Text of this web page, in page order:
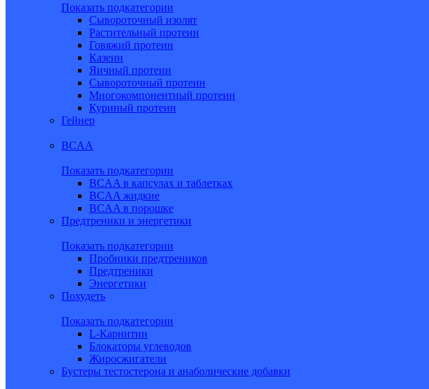
Показать подкатегории
Сывороточный изолят
Растительный протеин
Говяжий протеин
Казеин
Яичный протеин
Сывороточный протеин
Многокомпонентный протеин
Куриный протеин
Гейнер
BCAA
Показать подкатегории
BCAA в капсулах и таблетках
BCAA жидкие
BCAA в порошке
Предтреники и энергетики
Показать подкатегории
Пробники предтреников
Предтреники
Энергетики
Похудеть
Показать подкатегории
L-Карнитин
Блокаторы углеводов
Жиросжигатели
Бустеры тестостерона и анаболические добавки